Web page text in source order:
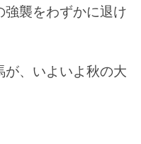
襲をわずかに退け
、いよいよ秋の大